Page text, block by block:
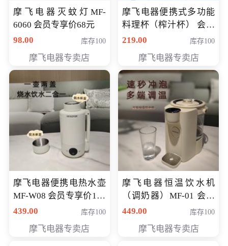
摩飞电器灭蚊灯MF-
6060 会员专享价68元
98.00
库存100
摩飞电器专卖店
摩飞电器便携式多功能
料理杯（榨汁杯） 会员
专享价118元
219.00 库存100
摩飞电器专卖店
摩飞电器便携电热水壶
MF-W08 会员专享价198
元
439.00 库存100
摩飞电器专卖店
摩飞电器恒温饮水机
（调奶器）MF-01 会员
专享价366元
449.00 库存100
摩飞电器专卖店